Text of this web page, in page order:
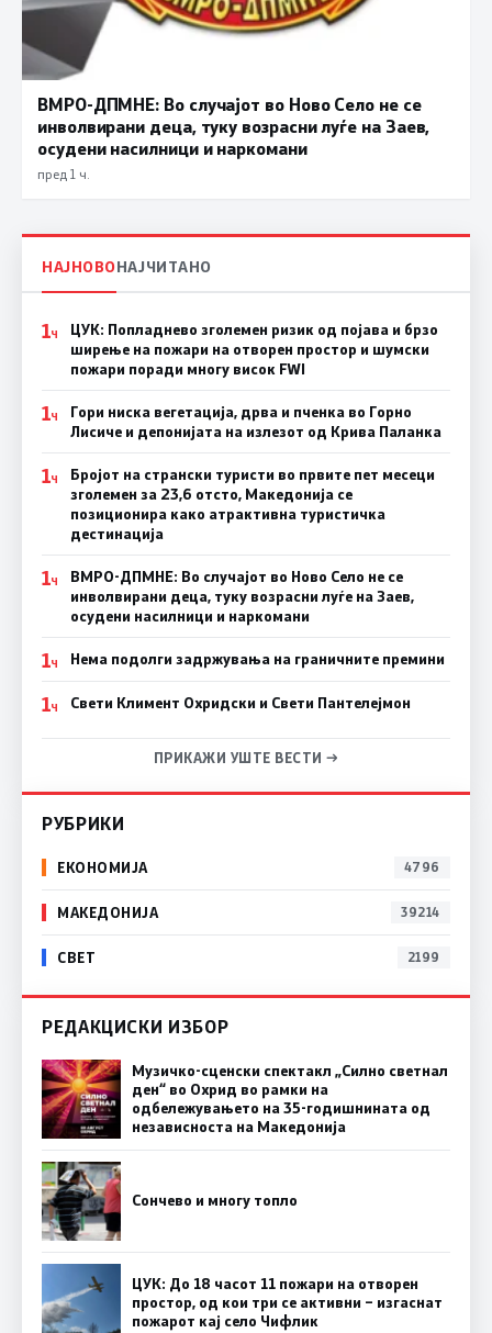
ВМРО-ДПМНЕ: Во случајот во Ново Село не се
инволвирани деца, туку возрасни луѓе на Заев,
осудени насилници и наркомани
пред 1 ч.
НАЈНОВОНАЈЧИТАНО
1Ч
ЦУК: Попладнево зголемен ризик од појава и брзо
ширење на пожари на отворен простор и шумски
пожари поради многу висок FWI
1Ч
Гори ниска вегетација, дрва и пченка во Горно
Лисиче и депонијата на излезот од Крива Паланка
1Ч
Бројот на странски туристи во првите пет месеци
зголемен за 23,6 отсто, Македонија се
позиционира како атрактивна туристичка
дестинација
1Ч
ВМРО-ДПМНЕ: Во случајот во Ново Село не се
инволвирани деца, туку возрасни луѓе на Заев,
осудени насилници и наркомани
1Ч Нема подолги задржувања на граничните премини
1Ч Свети Климент Охридски и Свети Пантелејмон
ПРИКАЖИ УШТЕ ВЕСТИ →
РУБРИКИ
ЕКОНОМИЈА 4796
МАКЕДОНИЈА 39214
СВЕТ 2199
РЕДАКЦИСКИ ИЗБОР
Музичко-сценски спектакл „Силно светнал
ден“ во Охрид во рамки на
одбележувањето на 35-годишнината од
независноста на Македонија
Сончево и многу топло
ЦУК: До 18 часот 11 пожари на отворен
простор, од кои три се активни – изгаснат
пожарот кај село Чифлик